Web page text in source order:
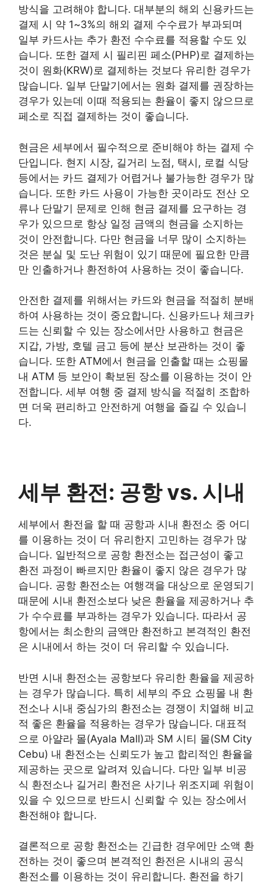
방식을 고려해야 합니다. 대부분의 해외 신용카드는
결제 시 약 1~3%의 해외 결제 수수료가 부과되며
일부 카드사는 추가 환전 수수료를 적용할 수도 있
습니다. 또한 결제 시 필리핀 페소(PHP)로 결제하는
것이 원화(KRW)로 결제하는 것보다 유리한 경우가
많습니다. 일부 단말기에서는 원화 결제를 권장하는
경우가 있는데 이때 적용되는 환율이 좋지 않으므로
페소로 직접 결제하는 것이 좋습니다.
현금은 세부에서 필수적으로 준비해야 하는 결제 수
단입니다. 현지 시장, 길거리 노점, 택시, 로컬 식당
등에서는 카드 결제가 어렵거나 불가능한 경우가 많
습니다. 또한 카드 사용이 가능한 곳이라도 전산 오
류나 단말기 문제로 인해 현금 결제를 요구하는 경
우가 있으므로 항상 일정 금액의 현금을 소지하는
것이 안전합니다. 다만 현금을 너무 많이 소지하는
것은 분실 및 도난 위험이 있기 때문에 필요한 만큼
만 인출하거나 환전하여 사용하는 것이 좋습니다.
안전한 결제를 위해서는 카드와 현금을 적절히 분배
하여 사용하는 것이 중요합니다. 신용카드나 체크카
드는 신뢰할 수 있는 장소에서만 사용하고 현금은
지갑, 가방, 호텔 금고 등에 분산 보관하는 것이 좋
습니다. 또한 ATM에서 현금을 인출할 때는 쇼핑몰
내 ATM 등 보안이 확보된 장소를 이용하는 것이 안
전합니다. 세부 여행 중 결제 방식을 적절히 조합하
면 더욱 편리하고 안전하게 여행을 즐길 수 있습니
다.
세부 환전: 공항 vs. 시내
세부에서 환전을 할 때 공항과 시내 환전소 중 어디
를 이용하는 것이 더 유리한지 고민하는 경우가 많
습니다. 일반적으로 공항 환전소는 접근성이 좋고
환전 과정이 빠르지만 환율이 좋지 않은 경우가 많
습니다. 공항 환전소는 여행객을 대상으로 운영되기
때문에 시내 환전소보다 낮은 환율을 제공하거나 추
가 수수료를 부과하는 경우가 있습니다. 따라서 공
항에서는 최소한의 금액만 환전하고 본격적인 환전
은 시내에서 하는 것이 더 유리할 수 있습니다.
반면 시내 환전소는 공항보다 유리한 환율을 제공하
는 경우가 많습니다. 특히 세부의 주요 쇼핑몰 내 환
전소나 시내 중심가의 환전소는 경쟁이 치열해 비교
적 좋은 환율을 적용하는 경우가 많습니다. 대표적
으로 아얄라 몰(Ayala Mall)과 SM 시티 몰(SM City
Cebu) 내 환전소는 신뢰도가 높고 합리적인 환율을
제공하는 곳으로 알려져 있습니다. 다만 일부 비공
식 환전소나 길거리 환전은 사기나 위조지폐 위험이
있을 수 있으므로 반드시 신뢰할 수 있는 장소에서
환전해야 합니다.
결론적으로 공항 환전소는 긴급한 경우에만 소액 환
전하는 것이 좋으며 본격적인 환전은 시내의 공식
환전소를 이용하는 것이 유리합니다. 환전을 하기